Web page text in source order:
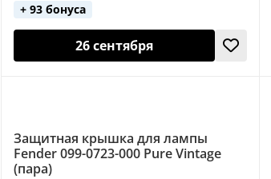
+ 93 бонуса
26 сентября
Защитная крышка для лампы
Fender 099-0723-000 Pure Vintage
(пара)